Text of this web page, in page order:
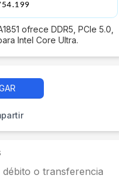
ofrece DDR5, PCIe 5.0,
Intel Core Ultra.
o transferencia